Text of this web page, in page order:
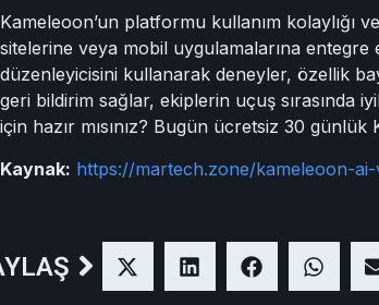
Kameleoon’un platformu kullanım kolaylığı
sitelerine veya mobil uygulamalarına
düzenleyicisini kullanarak deneyler, özellik
geri bildirim sağlar, ekiplerin uçuş sırasında
için hazır mısınız? Bugün ücretsiz 30
Kaynak: https://martech.zone/kameleoon-